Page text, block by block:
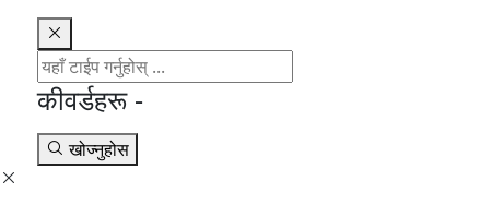
कीवर्डहरू -
खोज्नुहोस